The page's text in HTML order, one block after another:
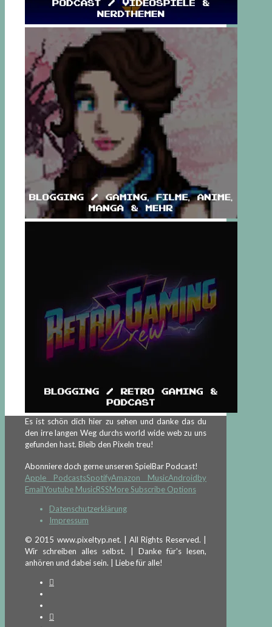
Es ist schön dich hier zu sehen und danke das du
den irre langen Weg durchs world wide web zu uns
gefunden hast. Bleib den Pixeln treu!
Abonniere doch gerne unseren SpielBar Podcast!
Apple PodcastsSpotifyAmazon MusicAndroidby
EmailYoutube MusicRSSMore Subscribe Options
Datenschutzerklärung
Impressum
© 2015 www.pixeltyp.net. | All Rights Reserved. |
Wir schreiben alles selbst. | Danke für's lesen,
anhören und dabei sein. | Liebe für alle!